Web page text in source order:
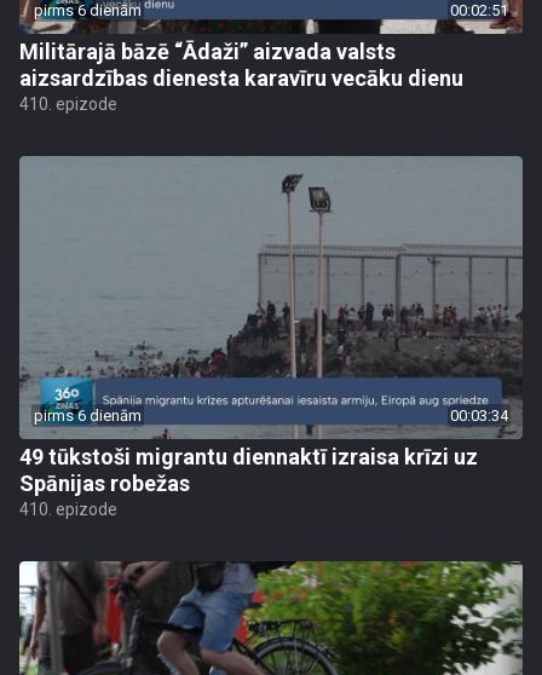
pirms 6 dienām 00:02:51
Militārajā bāzē “Ādaži” aizvada valsts
aizsardzības dienesta karavīru vecāku dienu
410. epizode
pirms 6 dienām 00:03:34
49 tūkstoši migrantu diennaktī izraisa krīzi uz
Spānijas robežas
410. epizode